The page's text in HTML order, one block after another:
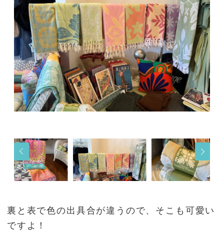
裏と表で色の出具合が違うので、そこも可愛い
ですよ！